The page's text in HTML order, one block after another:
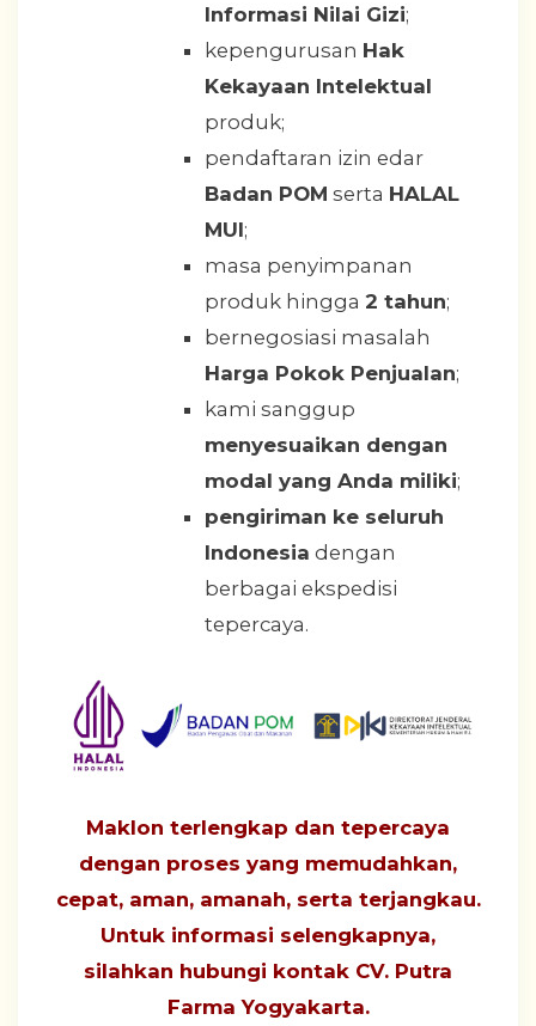
Informasi Nilai Gizi;
kepengurusan Hak
Kekayaan Intelektual
produk;
pendaftaran izin edar
Badan POM serta HALAL
MUI;
masa penyimpanan
produk hingga 2 tahun;
bernegosiasi masalah
Harga Pokok Penjualan;
kami sanggup
menyesuaikan dengan
modal yang Anda miliki;
pengiriman ke seluruh
Indonesia dengan
berbagai ekspedisi
tepercaya.
Maklon terlengkap dan tepercaya
dengan proses yang memudahkan,
cepat, aman, amanah, serta terjangkau.
Untuk informasi selengkapnya,
silahkan hubungi kontak CV. Putra
Farma Yogyakarta.